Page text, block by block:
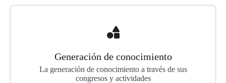
Generación de conocimiento
La generación de conocimiento a través de sus
congresos y actividades